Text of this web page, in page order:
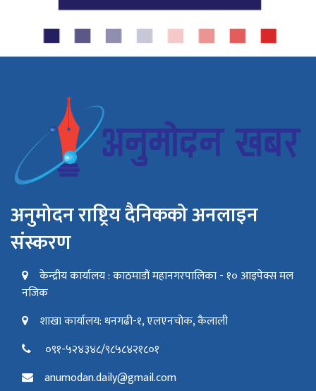
अनुमोदन राष्ट्रिय दैनिकको अनलाइन
संस्करण
केन्द्रीय कार्यालय : काठमाडौं महानगरपालिका - १० आइपेक्स मल
नजिक
शाखा कार्यालय: धनगढी-१, एलएनचोक, कैलाली
०९१-५२४३४८/९८५८४२१८०१
anumodan.daily@gmail.com